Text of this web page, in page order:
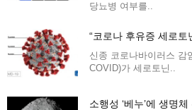
당뇨병 여부를..
“코로나 후유증 세로토
신종 코로나바이러스 감
COVID)가 세로토닌..
소행성 ‘베누’에 생명